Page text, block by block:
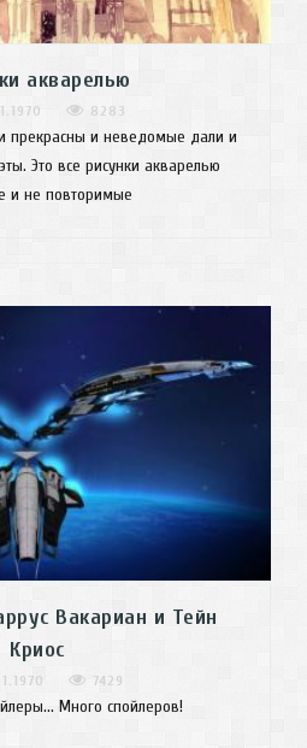
акварелью
8283
прекрасны и неведомые дали и
Это все рисунки акварелью
и не повторимые
Вакариан и Тейн
Криос
7429
Много спойлеров!